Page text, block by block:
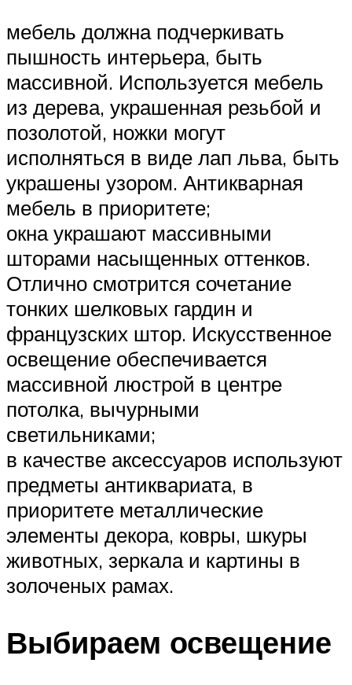
мебель должна подчеркивать
пышность интерьера, быть
массивной. Используется мебель
из дерева, украшенная резьбой и
позолотой, ножки могут
исполняться в виде лап льва, быть
украшены узором. Антикварная
мебель в приоритете;
окна украшают массивными
шторами насыщенных оттенков.
Отлично смотрится сочетание
тонких шелковых гардин и
французских штор. Искусственное
освещение обеспечивается
массивной люстрой в центре
потолка, вычурными
светильниками;
в качестве аксессуаров используют
предметы антиквариата, в
приоритете металлические
элементы декора, ковры, шкуры
животных, зеркала и картины в
золоченых рамах.
Выбираем освещение